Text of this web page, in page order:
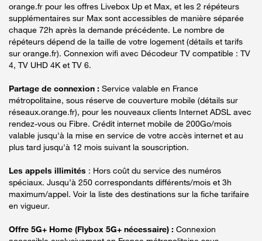
orange.fr pour les offres Livebox Up et Max, et les 2 répéteurs
supplémentaires sur Max sont accessibles de manière séparée
chaque 72h après la demande précédente. Le nombre de
répéteurs dépend de la taille de votre logement (détails et tarifs
sur orange.fr). Connexion wifi avec Décodeur TV compatible : TV
4, TV UHD 4K et TV 6.
Partage de connexion : Service valable en France
métropolitaine, sous réserve de couverture mobile (détails sur
réseaux.orange.fr), pour les nouveaux clients Internet ADSL avec
rendez-vous ou Fibre. Crédit internet mobile de 200Go/mois
valable jusqu'à la mise en service de votre accès internet et au
plus tard jusqu'à 12 mois suivant la souscription.
Les appels illimités : Hors coût du service des numéros
spéciaux. Jusqu’à 250 correspondants différents/mois et 3h
maximum/appel. Voir la liste des destinations sur la fiche tarifaire
en vigueur.
Offre 5G+ Home (Flybox 5G+ nécessaire) : Connexion